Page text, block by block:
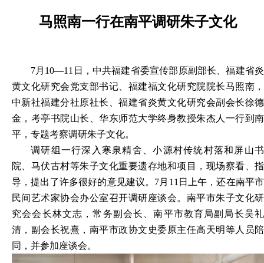
马照南一行在南平调研朱子文化
7月10—11日，中共福建省委宣传部原副部长、福建省炎
黄文化研究会党支部书记、福建福文化研究院院长马照南，
中新社福建分社原社长、福建省炎黄文化研究会副会长徐德
金，考亭书院山长、华东师范大学终身教授朱杰人一行到南
平，专题考察调研朱子文化。
调研组一行深入寒泉精舍、小源村传统村落和屏山书
院、马伏古村等朱子文化重要遗存地和项目，现场察看、指
导，提出了许多很好的意见建议。 7月11日上午，还在南平市
民间艺术家协会办公室召开调研座谈会。南平市朱子文化研
究会会长林文志，常务副会长、南平市教育局副局长吴礼
清，副会长祝熹，南平市政协文史委原主任高天明等人员陪
同，并参加座谈会。